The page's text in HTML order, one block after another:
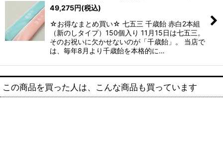
49,275円(税込)
☆お得なまとめ買い☆ 七五三 千歳飴 赤白2本組
（新のしタイプ）150個入り 11月15日は七五三。
そのお祝いに欠かせないのが「千歳飴」。 当店で
は、毎年8月より千歳飴を本格的に…
この商品を買った人は、こんな商品も買っています